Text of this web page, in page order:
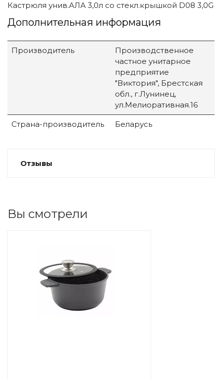
Кастрюля унив.АЛА 3,0л со стекл.крышкой D08 3,0G
Дополнительная информация
Производитель
Производственное
частное унитарное
предприятие
"Виктория", Брестская
обл., г.Лунинец,
ул.Мелиоративная.16
Страна-производитель Беларусь
Отзывы
Вы смотрели